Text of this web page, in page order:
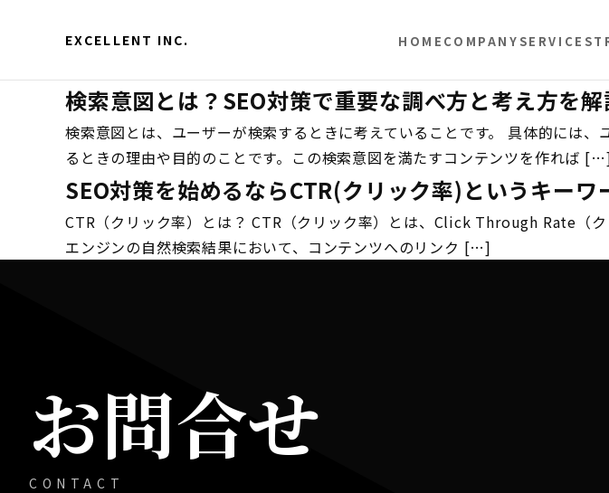
EXCELLENT INC. HOME COMPANY SERVICES
検索意図とは？SEO対策で重要な調べ方と考え方を解
検索意図とは、ユーザーが検索するときに考えていることです。 具体的には
るときの理由や目的のことです。この検索意図を満たすコンテンツを作れば
SEO対策を始めるならCTR(クリック率)というキーワ
CTR（クリック率）とは？ CTR（クリック率）とは、Click Through Rate（
エンジンの自然検索結果において、コンテンツへのリンク […]
お問合せ
CONTACT